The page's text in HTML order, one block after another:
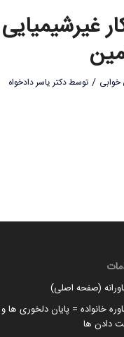
/ توسطدکتر یاسر دادخواه
(صفحه اصلی)
خانواده = پایان دلخوری ها و
دادن ها